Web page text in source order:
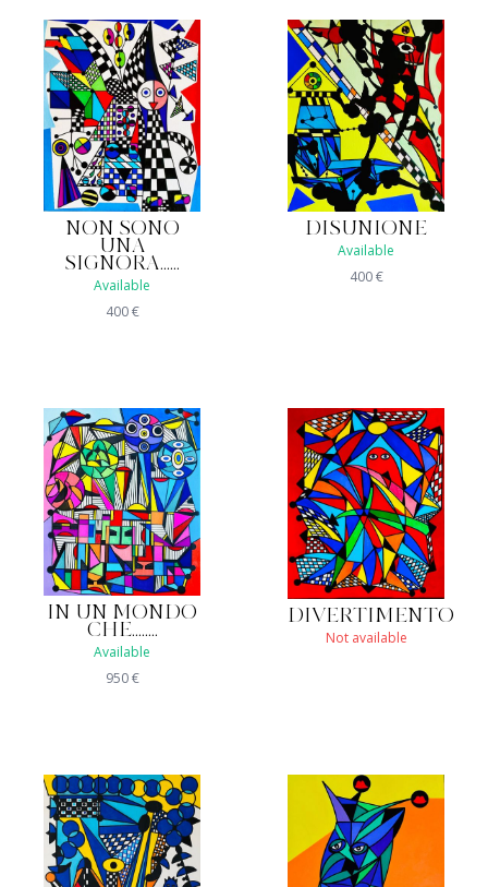
NON SONO
UNA
SIGNORA......
Available
400€
DISUNIONE
Available
400€
IN UN MONDO
CHE........
Available
950€
DIVERTIMENTO
Not available